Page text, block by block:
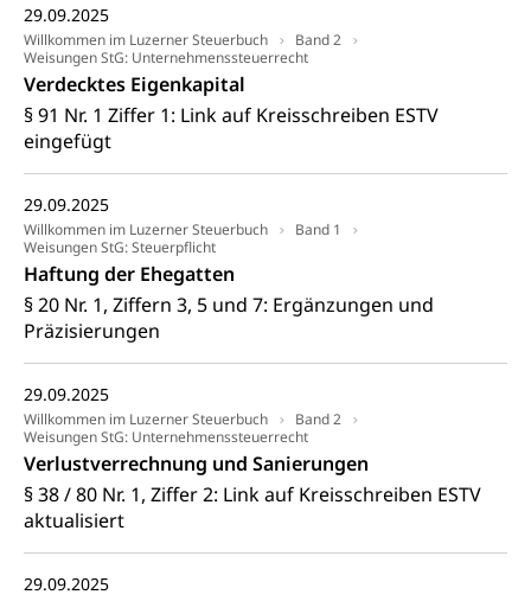
29.09.2025
Willkommen im Luzerner Steuerbuch
Band 2
Weisungen StG: Unternehmenssteuerrecht
Verdecktes Eigenkapital
§ 91 Nr. 1 Ziffer 1: Link auf Kreisschreiben ESTV
eingefügt
29.09.2025
Willkommen im Luzerner Steuerbuch
Band 1
Weisungen StG: Steuerpflicht
Haftung der Ehegatten
§ 20 Nr. 1, Ziffern 3, 5 und 7: Ergänzungen und
Präzisierungen
29.09.2025
Willkommen im Luzerner Steuerbuch
Band 2
Weisungen StG: Unternehmenssteuerrecht
Verlustverrechnung und Sanierungen
§ 38 / 80 Nr. 1, Ziffer 2: Link auf Kreisschreiben ESTV
aktualisiert
29.09.2025
Freiwilliger Schulsport
Freiwilliges Kindergarten Jahr
Frühe Sprachförderung
Frühe Förderung
Gesundheit und Soziales
Konsumentenschutz
Konsumentenrechte, Produktsicherheit,
Konsumentenorganisation, parallele Einfuhr,
regionale Erschöpfung, nationale Erschöpfung,
internationale Erschöpfung, Preisabsprache, Kartell,
Cassis-deDijon-Prinzip
Lebensmittelkontrolle und
Verbraucherschutz
Krankenversicherung
Krankheit, Unfall, Prämienverbilligung,
Krankenkasse
Krankenversicherung (WAS Luzern)
Prämienverbilligung (WAS Luzern)
Obligatorische Krankenversicherung (WAS
Lebensmittelsicherheit
sichere Lebensmittel, Lebensmittelkontrolle,
Lebensmittelhygiene, Produktesicherheit
Prävention